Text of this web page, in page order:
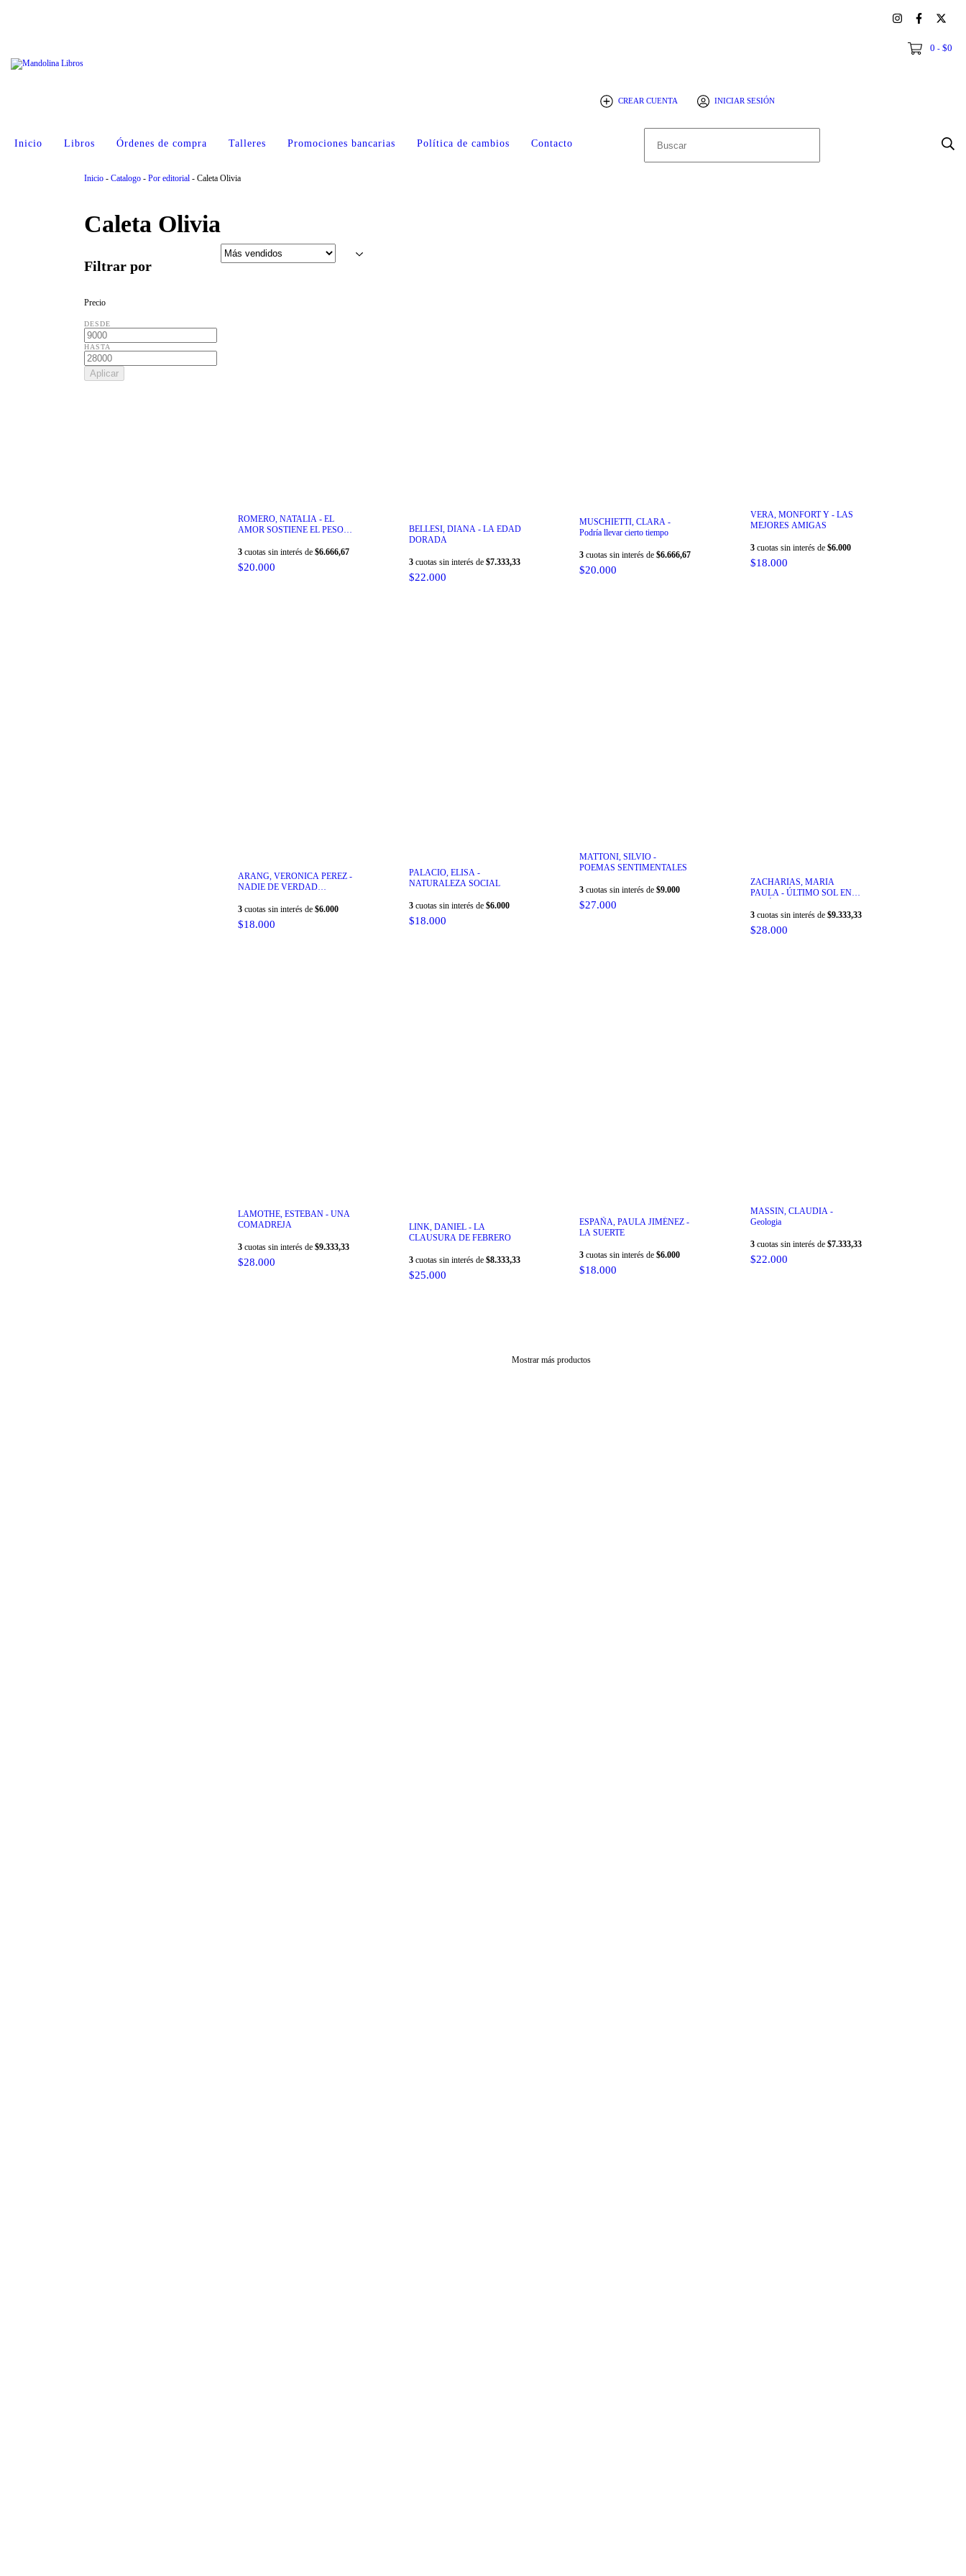
CREAR CUENTA INICIAR SESIÓN
0 - $0
Inicio Libros Órdenes de compra Talleres Promociones bancarias Política de cambios Contacto
Inicio - Catalogo - Por editorial - Caleta Olivia
Caleta Olivia
Filtrar por
Precio
DESDE
HASTA
Aplicar
ROMERO, NATALIA - EL
AMOR SOSTIENE EL PESO
3 cuotas sin interés de $6.666,67
$20.000
BELLESI, DIANA - LA EDAD
DORADA
3cuotas sin interés de $7.333,33
$22.000
MUSCHIETTI, CLARA -
Podría llevar cierto tiempo
3 cuotas sin interés de $6.666,67
$20.000
VERA, MONFORT Y - LAS
MEJORES AMIGAS
3cuotas sin interés de $6.000
$18.000
ARANG, VERONICA PEREZ -
NADIE DE VERDAD
3 cuotas sin interés de $6.000
$18.000
PALACIO, ELISA -
NATURALEZA SOCIAL
3cuotas sin interés de $6.000
$18.000
MATTONI, SILVIO -
POEMAS SENTIMENTALES
3 cuotas sin interés de $9.000
$27.000
ZACHARIAS, MARIA
PAULA - ÚLTIMO SOL EN
3cuotas sin interés de $9.333,33
$28.000
LAMOTHE, ESTEBAN - UNA
COMADREJA
3 cuotas sin interés de $9.333,33
$28.000
LINK, DANIEL - LA
CLAUSURA DE FEBRERO
3cuotas sin interés de $8.333,33
$25.000
ESPAÑA, PAULA JIMÉNEZ -
LA SUERTE
3 cuotas sin interés de $6.000
$18.000
MASSIN, CLAUDIA -
Geologia
3cuotas sin interés de $7.333,33
$22.000
Mostrar más productos